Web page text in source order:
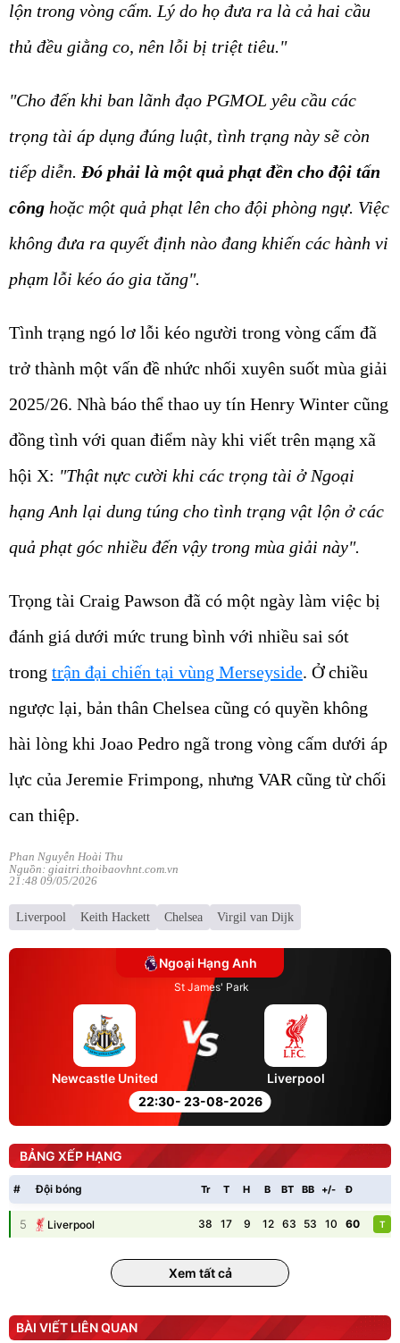
lộn trong vòng cấm. Lý do họ đưa ra là cả hai cầu
thủ đều giằng co, nên lỗi bị triệt tiêu."
"Cho đến khi ban lãnh đạo PGMOL yêu cầu các
trọng tài áp dụng đúng luật, tình trạng này sẽ còn
tiếp diễn. Đó phải là một quả phạt đền cho đội tấn
công hoặc một quả phạt lên cho đội phòng ngự. Việc
không đưa ra quyết định nào đang khiến các hành vi
phạm lỗi kéo áo gia tăng".
Tình trạng ngó lơ lỗi kéo người trong vòng cấm đã
trở thành một vấn đề nhức nhối xuyên suốt mùa giải
2025/26. Nhà báo thể thao uy tín Henry Winter cũng
đồng tình với quan điểm này khi viết trên mạng xã
hội X: "Thật nực cười khi các trọng tài ở Ngoại
hạng Anh lại dung túng cho tình trạng vật lộn ở các
quả phạt góc nhiều đến vậy trong mùa giải này".
Trọng tài Craig Pawson đã có một ngày làm việc bị
đánh giá dưới mức trung bình với nhiều sai sót
trong trận đại chiến tại vùng Merseyside. Ở chiều
ngược lại, bản thân Chelsea cũng có quyền không
hài lòng khi Joao Pedro ngã trong vòng cấm dưới áp
lực của Jeremie Frimpong, nhưng VAR cũng từ chối
can thiệp.
Phan Nguyễn Hoài Thu
Nguồn: giaitri.thoibaovhnt.com.vn
21:48 09/05/2026
Liverpool Keith Hackett Chelsea Virgil van Dijk
Ngoại Hạng Anh
St James' Park
22:30- 23-08-2026
Newcastle United Liverpool
BẢNG XẾP HẠNG
# Đội bóng Tr T H B BT BB +/- Đ
5 Liverpool 38 17 9 12 63 53 10 60 T
Xem tất cả
BÀI VIẾT LIÊN QUAN